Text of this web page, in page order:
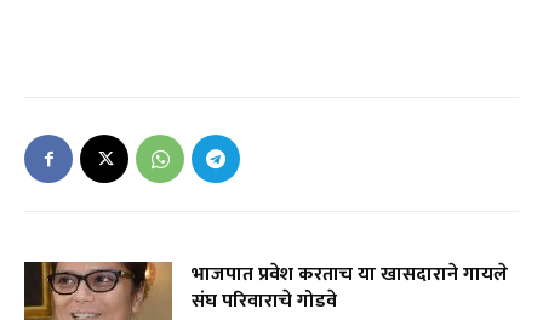
भाजपात प्रवेश करताच या खासदाराने गायले
संघ परिवाराचे गोडवे